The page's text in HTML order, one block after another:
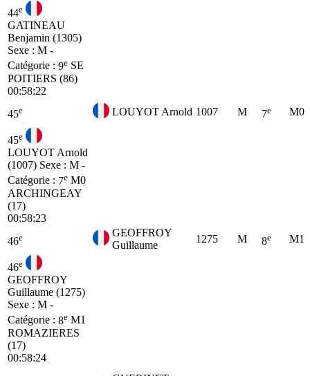
44e
GATINEAU
Benjamin (1305)
Sexe : M -
Catégorie : 9e SE
POITIERS (86)
00:58:22
45e LOUYOT Arnold 1007 M 7e M0
45e
LOUYOT Arnold
(1007) Sexe : M -
Catégorie : 7e M0
ARCHINGEAY
(17)
00:58:23
46e
GEOFFROY
Guillaume
1275 M 8e M1
46e
GEOFFROY
Guillaume (1275)
Sexe : M -
Catégorie : 8e M1
ROMAZIERES
(17)
00:58:24